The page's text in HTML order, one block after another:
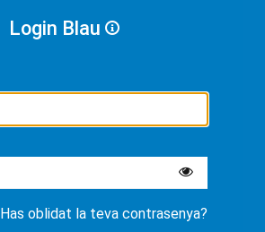
Login Blau
Has oblidat la teva contrasenya?